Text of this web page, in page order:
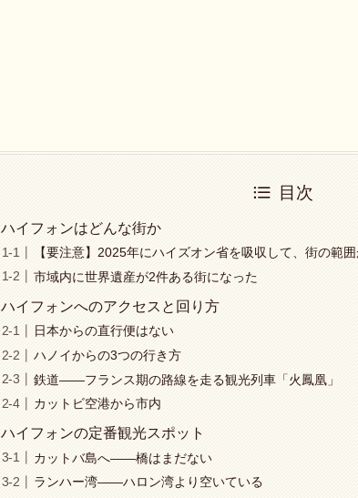
目次
ハイフォンはどんな街か
【要注意】2025年にハイズオン省を吸収して、街の範
市域内に世界遺産が2件ある街になった
ハイフォンへのアクセスと回り方
日本からの直行便はない
ハノイからの3つの行き方
鉄道——フランス期の路線を走る観光列車「火鳳凰」
カットビ空港から市内
ハイフォンの定番観光スポット
カットバ島へ——橋はまだない
ランハー湾——ハロン湾より空いている